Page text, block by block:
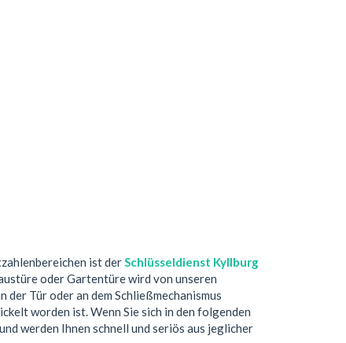
ist derSchlüsseldienst Kyllburg
oder Gartentüre wird von unseren
Tür oder an dem Schließmechanismus
worden ist. Wenn Sie sich in den folgenden
werden Ihnen schnell und seriös aus jeglicher